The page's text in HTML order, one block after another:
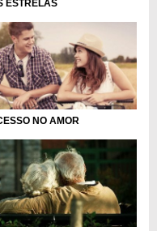
ESTRELAS
NO AMOR